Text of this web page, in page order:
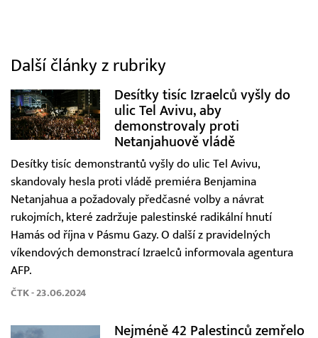
Další články z rubriky
Desítky tisíc Izraelců vyšly do
ulic Tel Avivu, aby
demonstrovaly proti
Netanjahuově vládě
Desítky tisíc demonstrantů vyšly do ulic Tel Avivu,
skandovaly hesla proti vládě premiéra Benjamina
Netanjahua a požadovaly předčasné volby a návrat
rukojmích, které zadržuje palestinské radikální hnutí
Hamás od října v Pásmu Gazy. O další z pravidelných
víkendových demonstrací Izraelců informovala agentura
AFP.
ČTK - 23.06.2024
Nejméně 42 Palestinců zemřelo